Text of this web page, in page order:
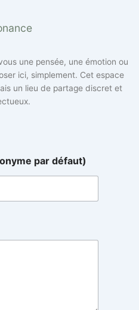
une pensée, une émotion ou
ici, simplement. Cet espace
un lieu de partage discret et
par défaut)